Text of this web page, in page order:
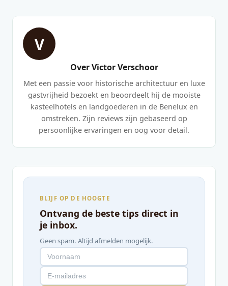
V
Over Victor Verschoor
Met een passie voor historische architectuur en luxe
gastvrijheid bezoekt en beoordeelt hij de mooiste
kasteelhotels en landgoederen in de Benelux en
omstreken. Zijn reviews zijn gebaseerd op
persoonlijke ervaringen en oog voor detail.
BLIJF OP DE HOOGTE
Ontvang de beste tips direct in
je inbox.
Geen spam. Altijd afmelden mogelijk.